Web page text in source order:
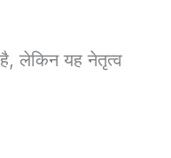
लेकिन यह नेतृत्व